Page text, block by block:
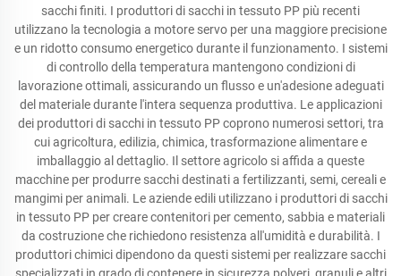
sacchi finiti. I produttori di sacchi in tessuto PP più recenti
utilizzano la tecnologia a motore servo per una maggiore precisione
e un ridotto consumo energetico durante il funzionamento. I sistemi
di controllo della temperatura mantengono condizioni di
lavorazione ottimali, assicurando un flusso e un'adesione adeguati
del materiale durante l'intera sequenza produttiva. Le applicazioni
dei produttori di sacchi in tessuto PP coprono numerosi settori, tra
cui agricoltura, edilizia, chimica, trasformazione alimentare e
imballaggio al dettaglio. Il settore agricolo si affida a queste
macchine per produrre sacchi destinati a fertilizzanti, semi, cereali e
mangimi per animali. Le aziende edili utilizzano i produttori di sacchi
in tessuto PP per creare contenitori per cemento, sabbia e materiali
da costruzione che richiedono resistenza all'umidità e durabilità. I
produttori chimici dipendono da questi sistemi per realizzare sacchi